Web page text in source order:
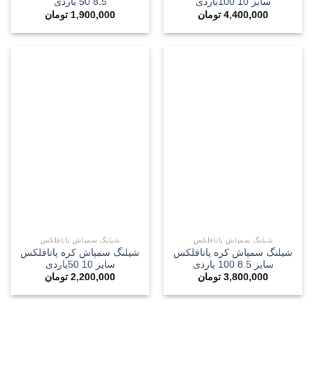
1,900,000 تومان
4,400,000 تومان
شیلنگ سمپاش پانافلکس
شیلنگ سمپاش کره پانافلکس
سایز 10 50یاردی
2,200,000 تومان
شیلنگ سمپاش پانافلکس
شیلنگ سمپاش کره پانافلکس
سایز 8.5 100 یاردی
3,800,000 تومان